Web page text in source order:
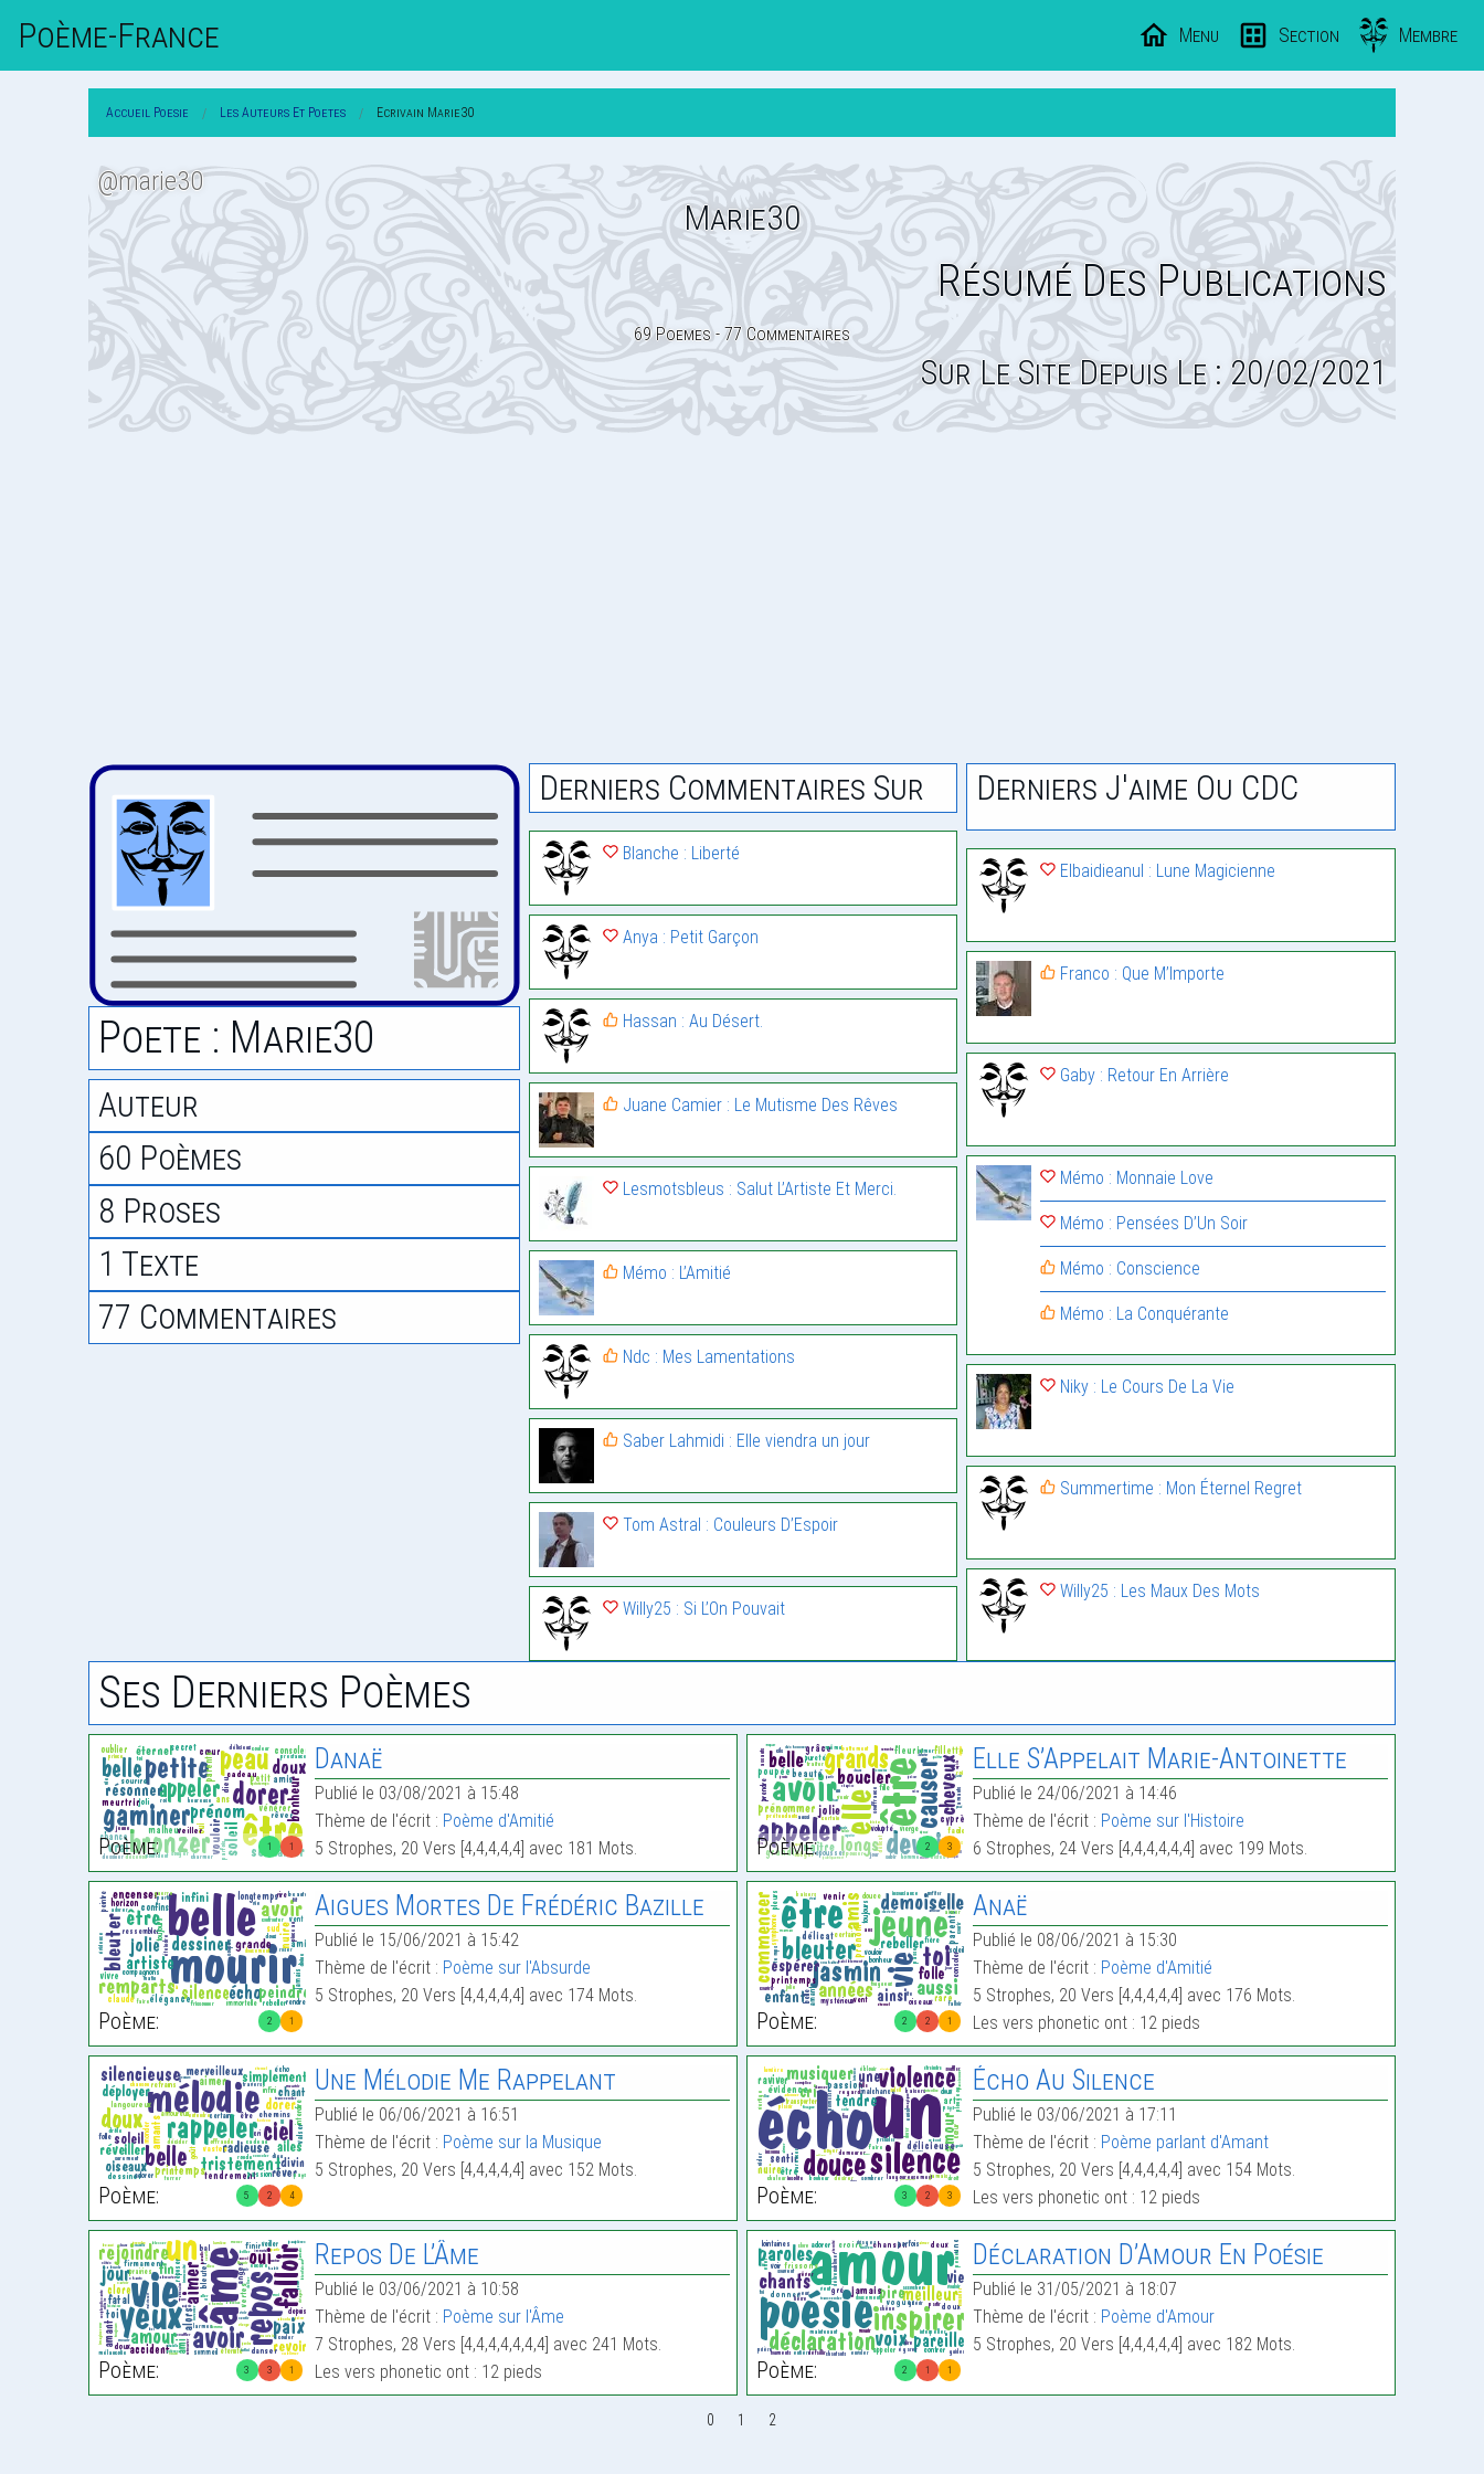
Poème-FrAnce Menu Section Membre
Accueil Poesie Les Auteurs Et Poetes Ecrivain Marie30
Marie30
@marie30
Résumé Des Publications
69 Poemes - 77 Commentaires
Sur Le Site Depuis Le : 20/02/2021
Poete : Marie30
Auteur
60 Poèmes
8 Proses
1 Texte
77 Commentaires
Derniers Commentaires Sur
Blanche : Liberté
Anya : Petit Garçon
Hassan : Au Désert.
Juane Camier : Le Mutisme Des Rêves
Lesmotsbleus : Salut L’Artiste Et Merci.
Mémo : L’Amitié
Ndc : Mes Lamentations
Saber Lahmidi : Elle viendra un jour
Tom Astral : Couleurs D’Espoir
Willy25 : Si L’On Pouvait
Derniers J'aime Ou CDC
Elbaidieanul : Lune Magicienne
Franco : Que M’Importe
Gaby : Retour En Arrière
Mémo : Monnaie Love
Mémo : Pensées D’Un Soir
Mémo : Conscience
Mémo : La Conquérante
Niky : Le Cours De La Vie
Summertime : Mon Éternel Regret
Willy25 : Les Maux Des Mots
Ses Derniers Poèmes
1 1
Poème:
Danaë
Publié le 03/08/2021 à 15:48
Thème de l'écrit : Poème d'Amitié
5 Strophes, 20 Vers [4,4,4,4,4] avec 181 Mots.
2 3
Poème:
Elle S’Appelait Marie-Antoinette
Publié le 24/06/2021 à 14:46
Thème de l'écrit : Poème sur l'Histoire
6 Strophes, 24 Vers [4,4,4,4,4,4] avec 199 Mots.
2 1
Poème:
Aigues Mortes De Frédéric Bazille
Publié le 15/06/2021 à 15:42
Thème de l'écrit : Poème sur l'Absurde
5 Strophes, 20 Vers [4,4,4,4,4] avec 174 Mots.
2 2 1
Poème:
Anaë
Publié le 08/06/2021 à 15:30
Thème de l'écrit : Poème d'Amitié
5 Strophes, 20 Vers [4,4,4,4,4] avec 176 Mots.
Les vers phonetic ont : 12 pieds
5 2 4
Poème:
Une Mélodie Me Rappelant
Publié le 06/06/2021 à 16:51
Thème de l'écrit : Poème sur la Musique
5 Strophes, 20 Vers [4,4,4,4,4] avec 152 Mots.
3 2 3
Poème:
Écho Au Silence
Publié le 03/06/2021 à 17:11
Thème de l'écrit : Poème parlant d'Amant
5 Strophes, 20 Vers [4,4,4,4,4] avec 154 Mots.
Les vers phonetic ont : 12 pieds
3 3 1
Poème:
Repos De L’Âme
Publié le 03/06/2021 à 10:58
Thème de l'écrit : Poème sur l'Âme
7 Strophes, 28 Vers [4,4,4,4,4,4,4] avec 241 Mots.
Les vers phonetic ont : 12 pieds
2 1 1
Poème:
Déclaration D’Amour En Poésie
Publié le 31/05/2021 à 18:07
Thème de l'écrit : Poème d'Amour
5 Strophes, 20 Vers [4,4,4,4,4] avec 182 Mots.
0 1 2